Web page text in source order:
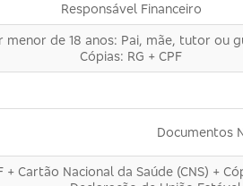
Responsável Financeiro
de 18 anos: Pai, mãe, tutor ou
Cópias: RG + CPF
Documentos
+ Cartão Nacional da Saúde (CNS) +